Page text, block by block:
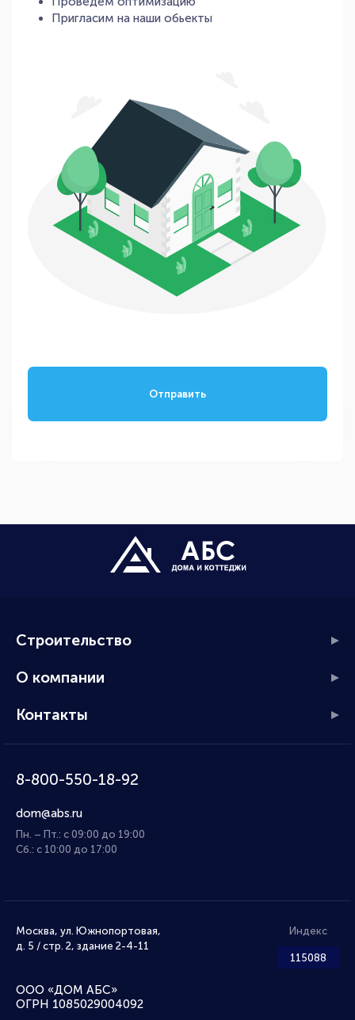
Пригласим на наши обьекты
Отправить
Строительство
О компании
Контакты
8-800-550-18-92
dom@abs.ru
Пн. – Пт.: с 09:00 до 19:00
Сб.: с 10:00 до 17:00
Москва, ул. Южнопортовая,
д. 5 / стр. 2, здание 2-4-11
Индекс
115088
ООО «ДОМ АБС»
ОГРН 1085029004092